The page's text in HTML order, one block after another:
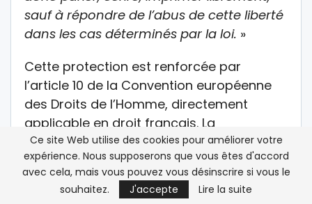
sauf à répondre de l’abus de cette liberté
dans les cas déterminés par la loi. »
Cette protection est renforcée par
l’article 10 de la Convention européenne
des Droits de l’Homme, directement
applicable en droit français. La
jurisprudence européenne rappelle
régulièrement quela liberté
d’expression constitue l’un des
fondements essentiels d’une société
Ce site Web utilise des cookies pour améliorer votre
expérience. Nous supposerons que vous êtes d'accord
avec cela, mais vous pouvez vous désinscrire si vous le
souhaitez.
J'accepte Lire la suite